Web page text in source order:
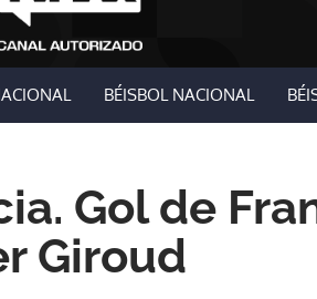
BÉISBOL NACIONAL
Gol de
Giroud